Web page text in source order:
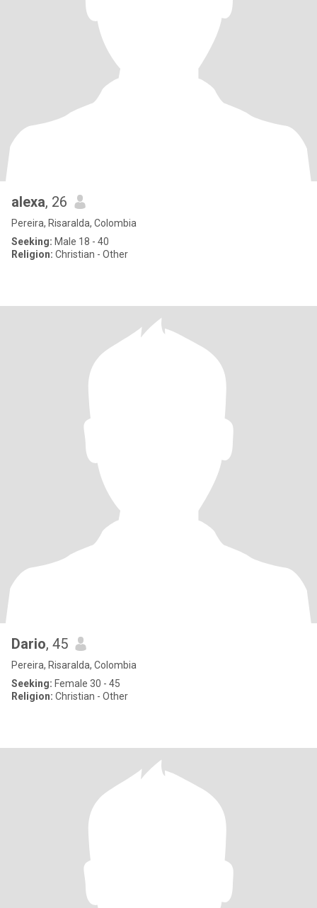
alexa, 26
Pereira, Risaralda, Colombia
Seeking: Male 18 - 40
Religion: Christian - Other
Dario, 45
Pereira, Risaralda, Colombia
Seeking: Female 30 - 45
Religion: Christian - Other